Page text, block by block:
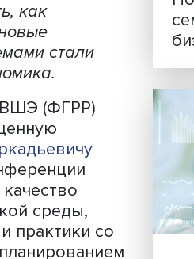
собрались
как
новые
темами стали
экономика.